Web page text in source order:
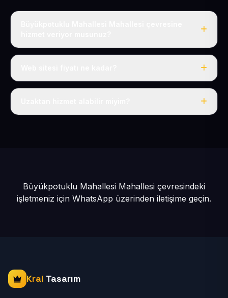
Evet, Büyükpotuklu Mahallesi dahil tüm Pınarbaşı ve
Tek fiyat: yılda 50 USD + KDV, her şey dahil.
Büyükpotuklu Mahallesi Mahallesi çevresindeki
işletmeniz için WhatsApp üzerinden iletişime geçin.
Kral Tasarım